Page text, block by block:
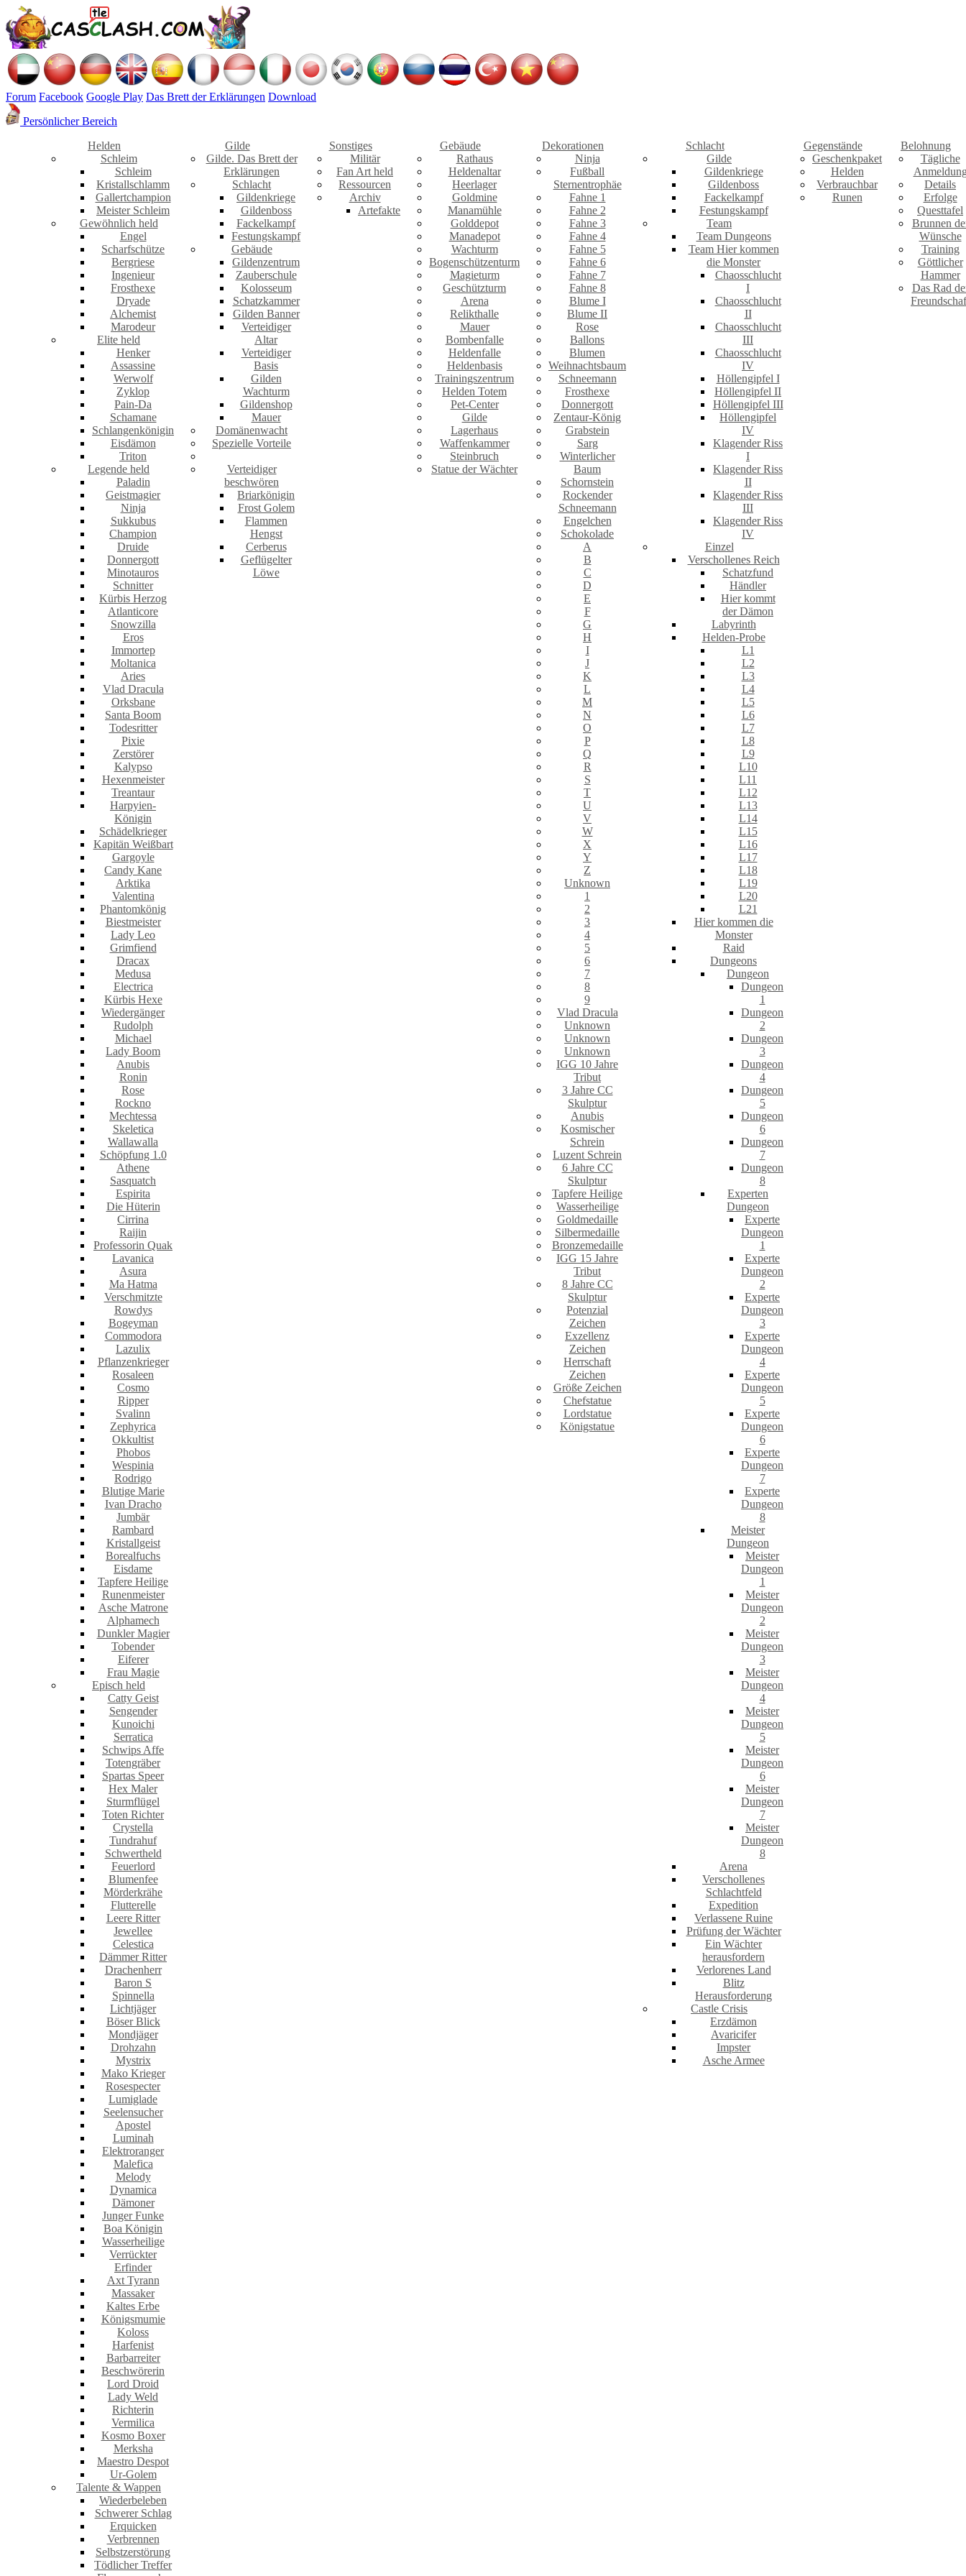
Forum Facebook Google Play Das Brett der Erklärungen Download
Persönlicher Bereich
Helden
Schleim
Schleim
Kristallschlamm
Gallertchampion
Meister Schleim
Gewöhnlich held
Engel
Scharfschütze
Bergriese
Ingenieur
Frosthexe
Dryade
Alchemist
Marodeur
Elite held
Henker
Assassine
Werwolf
Zyklop
Pain-Da
Schamane
Schlangenkönigin
Eisdämon
Triton
Legende held
Paladin
Geistmagier
Ninja
Sukkubus
Champion
Druide
Donnergott
Minotauros
Schnitter
Kürbis Herzog
Atlanticore
Snowzilla
Eros
Immortep
Moltanica
Aries
Vlad Dracula
Orksbane
Santa Boom
Todesritter
Pixie
Zerstörer
Kalypso
Hexenmeister
Treantaur
Harpyien-
Königin
Schädelkrieger
Kapitän Weißbart
Gargoyle
Candy Kane
Arktika
Valentina
Phantomkönig
Biestmeister
Lady Leo
Grimfiend
Dracax
Medusa
Electrica
Kürbis Hexe
Wiedergänger
Rudolph
Michael
Lady Boom
Anubis
Ronin
Rose
Rockno
Mechtessa
Skeletica
Wallawalla
Schöpfung 1.0
Athene
Sasquatch
Espirita
Die Hüterin
Cirrina
Raijin
Professorin Quak
Lavanica
Asura
Ma Hatma
Verschmitzte
Rowdys
Bogeyman
Commodora
Lazulix
Pflanzenkrieger
Rosaleen
Cosmo
Ripper
Svalinn
Zephyrica
Okkultist
Phobos
Wespinia
Rodrigo
Blutige Marie
Ivan Dracho
Jumbär
Rambard
Kristallgeist
Borealfuchs
Eisdame
Tapfere Heilige
Runenmeister
Asche Matrone
Alphamech
Dunkler Magier
Tobender
Eiferer
Frau Magie
Episch held
Catty Geist
Sengender
Kunoichi
Serratica
Schwips Affe
Totengräber
Spartas Speer
Hex Maler
Sturmflügel
Toten Richter
Crystella
Tundrahuf
Schwertheld
Feuerlord
Blumenfee
Mörderkrähe
Flutterelle
Leere Ritter
Jewellee
Celestica
Dämmer Ritter
Drachenherr
Baron S
Spinnella
Lichtjäger
Böser Blick
Mondjäger
Drohzahn
Mystrix
Mako Krieger
Rosespecter
Lumiglade
Seelensucher
Apostel
Luminah
Elektroranger
Malefica
Melody
Dynamica
Dämoner
Junger Funke
Boa Königin
Wasserheilige
Verrückter
Erfinder
Axt Tyrann
Massaker
Kaltes Erbe
Königsmumie
Koloss
Harfenist
Barbarreiter
Beschwörerin
Lord Droid
Lady Weld
Richterin
Vermilica
Kosmo Boxer
Merksha
Maestro Despot
Ur-Golem
Talente & Wappen
Wiederbeleben
Schwerer Schlag
Erquicken
Verbrennen
Selbstzerstörung
Tödlicher Treffer
Gilde
Gilde. Das Brett der
Erklärungen
Schlacht
Gildenkriege
Gildenboss
Fackelkampf
Festungskampf
Gebäude
Gildenzentrum
Zauberschule
Kolosseum
Schatzkammer
Gilden Banner
Verteidiger
Altar
Verteidiger
Basis
Gilden
Wachturm
Gildenshop
Mauer
Domänenwacht
Spezielle Vorteile
Verteidiger
beschwören
Briarkönigin
Frost Golem
Flammen
Hengst
Cerberus
Geflügelter
Löwe
Sonstiges
Militär
Fan Art held
Ressourcen
Archiv
Artefakte
Gebäude
Rathaus
Heldenaltar
Heerlager
Goldmine
Manamühle
Golddepot
Manadepot
Wachturm
Bogenschützenturm
Magieturm
Geschützturm
Arena
Relikthalle
Mauer
Bombenfalle
Heldenfalle
Heldenbasis
Trainingszentrum
Helden Totem
Pet-Center
Gilde
Lagerhaus
Waffenkammer
Steinbruch
Statue der Wächter
Dekorationen
Ninja
Fußball
Sternentrophäe
Fahne 1
Fahne 2
Fahne 3
Fahne 4
Fahne 5
Fahne 6
Fahne 7
Fahne 8
Blume I
Blume II
Rose
Ballons
Blumen
Weihnachtsbaum
Schneemann
Frosthexe
Donnergott
Zentaur-König
Grabstein
Sarg
Winterlicher
Baum
Schornstein
Rockender
Schneemann
Engelchen
Schokolade
A
B
C
D
E
F
G
H
I
J
K
L
M
N
O
P
Q
R
S
T
U
V
W
X
Y
Z
Unknown
1
2
3
4
5
6
7
8
9
Vlad Dracula
Unknown
Unknown
Unknown
IGG 10 Jahre
Tribut
3 Jahre CC
Skulptur
Anubis
Kosmischer
Schrein
Luzent Schrein
6 Jahre CC
Skulptur
Tapfere Heilige
Wasserheilige
Goldmedaille
Silbermedaille
Bronzemedaille
IGG 15 Jahre
Tribut
8 Jahre CC
Skulptur
Potenzial
Zeichen
Exzellenz
Zeichen
Herrschaft
Zeichen
Größe Zeichen
Chefstatue
Lordstatue
Königstatue
Schlacht
Gilde
Gildenkriege
Gildenboss
Fackelkampf
Festungskampf
Team
Team Dungeons
Team Hier kommen
die Monster
Chaosschlucht
I
Chaosschlucht
II
Chaosschlucht
III
Chaosschlucht
IV
Höllengipfel I
Höllengipfel II
Höllengipfel III
Höllengipfel
IV
Klagender Riss
I
Klagender Riss
II
Klagender Riss
III
Klagender Riss
IV
Einzel
Verschollenes Reich
Schatzfund
Händler
Hier kommt
der Dämon
Labyrinth
Helden-Probe
L1
L2
L3
L4
L5
L6
L7
L8
L9
L10
L11
L12
L13
L14
L15
L16
L17
L18
L19
L20
L21
Hier kommen die
Monster
Raid
Dungeons
Dungeon
Dungeon
1
Dungeon
2
Dungeon
3
Dungeon
4
Dungeon
5
Dungeon
6
Dungeon
7
Dungeon
8
Experten
Dungeon
Experte
Dungeon
1
Experte
Dungeon
2
Experte
Dungeon
3
Experte
Dungeon
4
Experte
Dungeon
5
Experte
Dungeon
6
Experte
Dungeon
7
Experte
Dungeon
8
Meister
Dungeon
Meister
Dungeon
1
Meister
Dungeon
2
Meister
Dungeon
3
Meister
Dungeon
4
Meister
Dungeon
5
Meister
Dungeon
6
Meister
Dungeon
7
Meister
Dungeon
8
Arena
Verschollenes
Schlachtfeld
Expedition
Verlassene Ruine
Prüfung der Wächter
Ein Wächter
herausfordern
Verlorenes Land
Blitz
Herausforderung
Castle Crisis
Erzdämon
Avaricifer
Impster
Asche Armee
Gegenstände
Geschenkpaket
Helden
Verbrauchbar
Runen
Belohnung
Tägliche
Details
Erfolge
Questtafel
Brunnen
Wünsche
Training
Göttlicher
Hammer
Das Rad